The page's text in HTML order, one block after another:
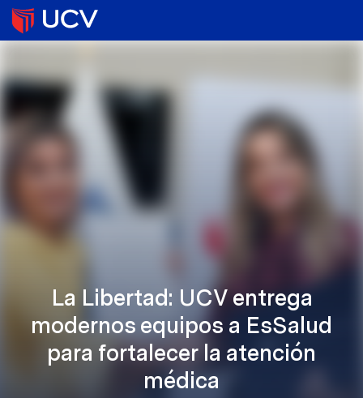
La Libertad: UCV entrega
modernos equipos a EsSalud
para fortalecer la atención
médica